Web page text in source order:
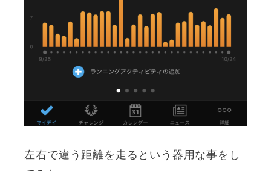
左右で違う距離を走るという器用な事をし